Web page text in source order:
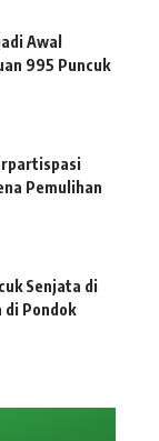
Awal
995 Puncuk
Pemulihan
Senjata di
di Pondok